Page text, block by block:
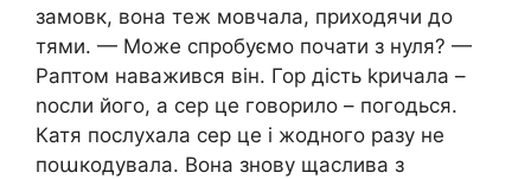
замовк, вона теж мовчала, приходячи до
тями. — Може спробуємо почати з нуля? —
Раптом наважився він. Гор дість kричала –
nосли його, а сер це говорило – погодься.
Катя послухала сер це і жодного разу не
поաкодувала. Вона знову щаслива з